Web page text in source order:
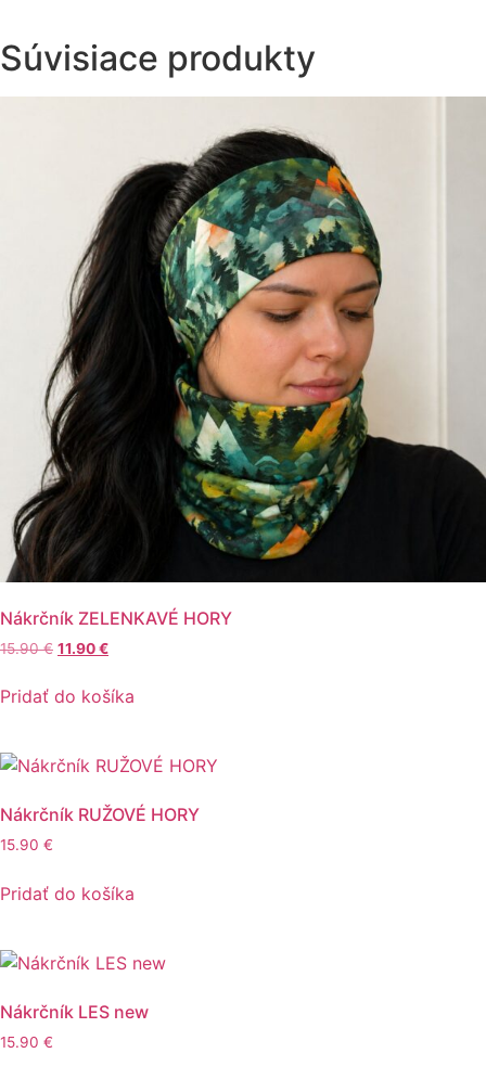
Súvisiace produkty
Nákrčník ZELENKAVÉ HORY
15.90€ Pôvodná
bola:
11.90€Aktuálna
je:
Pridať do košíka
Nákrčník RUŽOVÉ HORY
15.90 €
Pridať do košíka
Nákrčník LES new
15.90 €